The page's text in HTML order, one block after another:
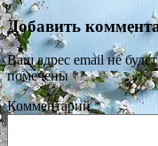
Добавить
Ваш адрес email не
помечены*
Комментарий*